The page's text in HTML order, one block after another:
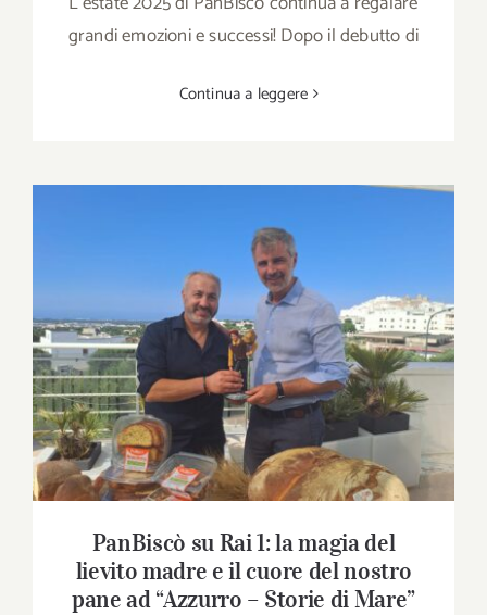
grandi emozioni e successi! Dopo il debutto di
Continua a leggere
PanBiscò su Rai 1: la magia del lievito madre
e il cuore del nostro pane ad “Azzurro –
Storie di Mare”
PanBiscò su Rai 1: la magia del
lievito madre e il cuore del nostro
pane ad “Azzurro – Storie di Mare”